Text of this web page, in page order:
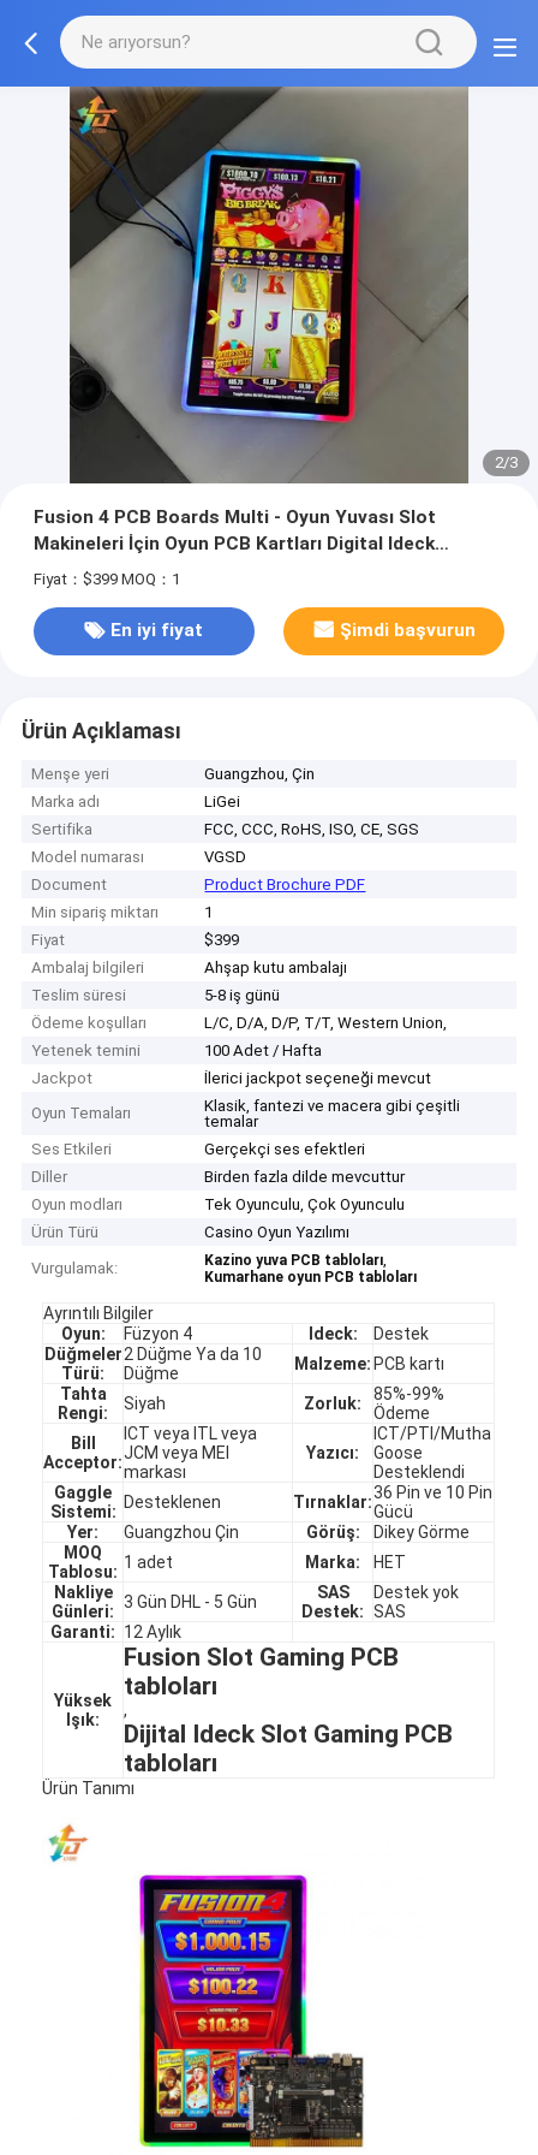
2/3
Fusion 4 PCB Boards Multi - Oyun Yuvası Slot
Makineleri İçin Oyun PCB Kartları Digital Ideck
Desteği
Fiyat：$399 MOQ：1
En iyi fiyat Şimdi başvurun
Ürün Açıklaması
Menşe yeri
Guangzhou, Çin
Marka adı
LiGei
Sertifika
FCC, CCC, RoHS, ISO, CE, SGS
Model numarası
VGSD
Document
Product Brochure PDF
Min sipariş miktarı
1
Fiyat
$399
Ambalaj bilgileri
Ahşap kutu ambalajı
Teslim süresi
5-8 iş günü
Ödeme koşulları
L/C, D/A, D/P, T/T, Western Union,
Yetenek temini
100 Adet / Hafta
Jackpot
İlerici jackpot seçeneği mevcut
Oyun Temaları
Klasik, fantezi ve macera gibi çeşitli
temalar
Ses Etkileri
Gerçekçi ses efektleri
Diller
Birden fazla dilde mevcuttur
Oyun modları
Tek Oyunculu, Çok Oyunculu
Ürün Türü
Casino Oyun Yazılımı
Vurgulamak:
Kazino yuva PCB tabloları,
Kumarhane oyun PCB tabloları
Ayrıntılı Bilgiler
Oyun:
Füzyon 4 Ideck:
Destek
Düğmeler
Türü:
2 Düğme Ya da 10
Düğme
Malzeme: PCB kartı
Tahta
Rengi:
Siyah Zorluk:
85%-99%
Ödeme
Bill
Acceptor:
ICT veya ITL veya
JCM veya MEI
markası
Yazıcı:
ICT/PTI/Mutha
Goose
Desteklendi
Gaggle
Sistemi: Desteklenen Tırnaklar:36 Pin ve 10 Pin
Gücü
Yer:
Guangzhou Çin Görüş:
Dikey Görme
MOQ
Tablosu: 1 adet Marka:
HET
Nakliye
Günleri: 3 Gün DHL - 5 Gün
SAS
Destek:
Destek yok
SAS
Garanti: 12 Aylık
Yüksek
Işık:
Fusion Slot Gaming PCB
tabloları
,
Dijital Ideck Slot Gaming PCB
tabloları
Ürün Tanımı